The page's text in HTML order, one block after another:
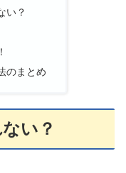
い？
のまとめ
い？